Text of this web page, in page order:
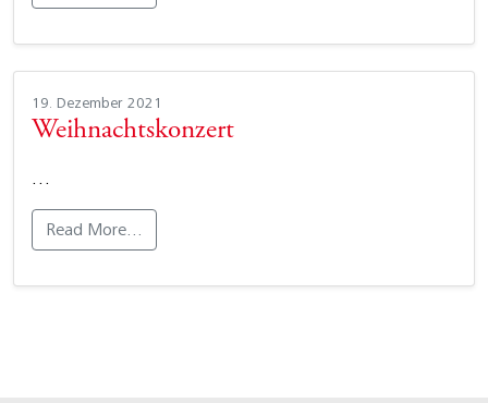
19. Dezember 2021
Weihnachtskonzert
…
Read More…